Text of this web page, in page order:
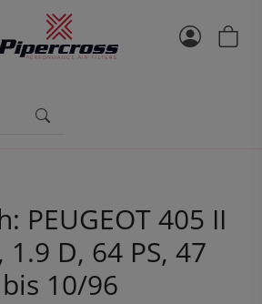
PEUGEOT 405 II
1.9 D, 64 PS, 47
10/96